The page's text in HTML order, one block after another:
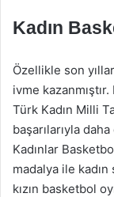
Kadın
Özellikle son
ivme
Türk Kadın Milli
başarılarıyla
Kadınlar
madalya ile
kızın basketbol